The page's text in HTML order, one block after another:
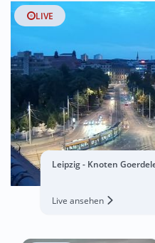
LIVE
Leipzig - Knoten
Live ansehen